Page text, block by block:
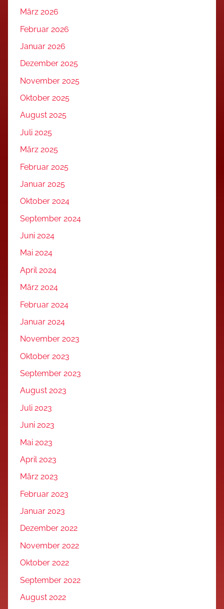
März 2026
Februar 2026
Januar 2026
Dezember 2025
November 2025
Oktober 2025
August 2025
Juli 2025
März 2025
Februar 2025
Januar 2025
Oktober 2024
September 2024
Juni 2024
Mai 2024
April 2024
März 2024
Februar 2024
Januar 2024
November 2023
Oktober 2023
September 2023
August 2023
Juli 2023
Juni 2023
Mai 2023
April 2023
März 2023
Februar 2023
Januar 2023
Dezember 2022
November 2022
Oktober 2022
September 2022
August 2022